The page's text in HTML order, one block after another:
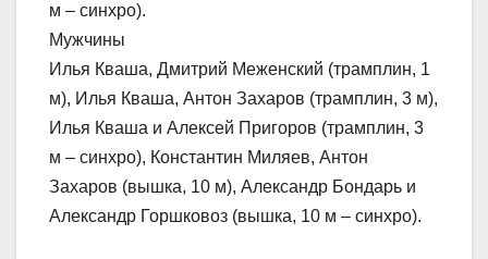
м – синхро).
Мужчины
Илья Кваша, Дмитрий Меженский (трамплин, 1
м), Илья Кваша, Антон Захаров (трамплин, 3 м),
Илья Кваша и Алексей Пригоров (трамплин, 3
м – синхро), Константин Миляев, Антон
Захаров (вышка, 10 м), Александр Бондарь и
Александр Горшковоз (вышка, 10 м – синхро).